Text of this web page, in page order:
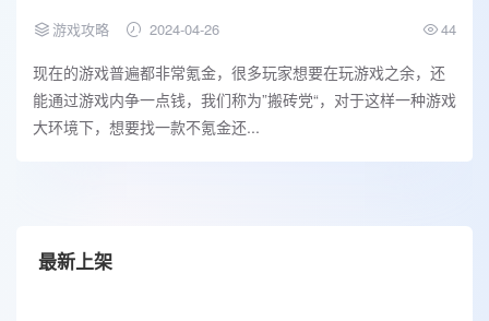
游戏攻略 2024-04-26 44
现在的游戏普遍都非常氪金，很多玩家想要在玩游戏之余，还
能通过游戏内争一点钱，我们称为”搬砖党“，对于这样一种游戏
大环境下，想要找一款不氪金还...
最新上架